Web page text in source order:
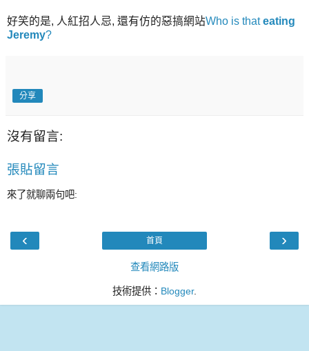
好笑的是, 人紅招人忌, 還有仿的惡搞網站Who is thateating
Jeremy?
分享
沒有留言:
張貼留言
來了就聊兩句吧:
‹ ›
首頁
查看網路版
技術提供： Blogger.